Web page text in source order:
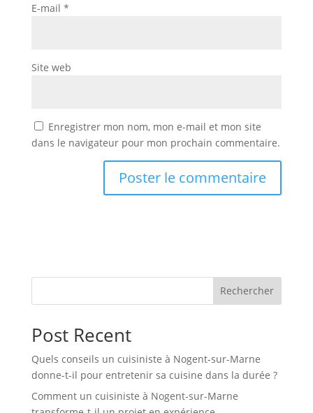
E-mail *
Site web
Enregistrer mon nom, mon e-mail et mon site
dans le navigateur pour mon prochain commentaire.
Rechercher
Post Recent
Quels conseils un cuisiniste à Nogent-sur-Marne
donne-t-il pour entretenir sa cuisine dans la durée ?
Comment un cuisiniste à Nogent-sur-Marne